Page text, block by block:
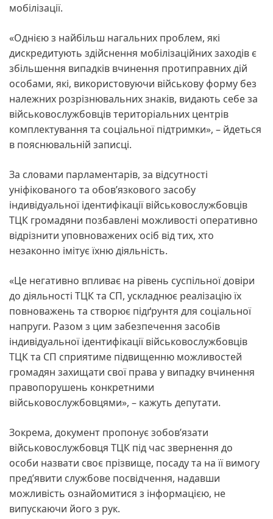
мобілізації.
«Однією з найбільш нагальних проблем, які
дискредитують здійснення мобілізаційних заходів є
збільшення випадків вчинення протиправних дій
особами, які, використовуючи військову форму без
належних розрізнювальних знаків, видають себе за
військовослужбовців територіальних центрів
комплектування та соціальної підтримки», – йдеться
в пояснювальній записці.
За словами парламентарів, за відсутності
уніфікованого та обов’язкового засобу
індивідуальної ідентифікації військовослужбовців
ТЦК громадяни позбавлені можливості оперативно
відрізнити уповноважених осіб від тих, хто
незаконно імітує їхню діяльність.
«Це негативно впливає на рівень суспільної довіри
до діяльності ТЦК та СП, ускладнює реалізацію їх
повноважень та створює підґрунтя для соціальної
напруги. Разом з цим забезпечення засобів
індивідуальної ідентифікації військовослужбовців
ТЦК та СП сприятиме підвищенню можливостей
громадян захищати свої права у випадку вчинення
правопорушень конкретними
військовослужбовцями», – кажуть депутати.
Зокрема, документ пропонує зобов’язати
військовослужбовця ТЦК під час звернення до
особи назвати своє прізвище, посаду та на її вимогу
пред’явити службове посвідчення, надавши
можливість ознайомитися з інформацією, не
випускаючи його з рук.